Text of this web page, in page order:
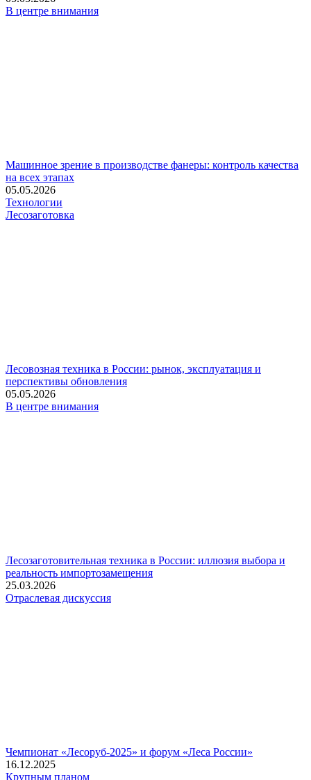
В центре внимания
Машинное зрение в производстве фанеры: контроль качества
на всех этапах
05.05.2026
Технологии
Лесозаготовка
Лесовозная техника в России: рынок, эксплуатация и
перспективы обновления
05.05.2026
В центре внимания
Лесозаготовительная техника в России: иллюзия выбора и
реальность импортозамещения
25.03.2026
Отраслевая дискуссия
Чемпионат «Лесоруб-2025» и форум «Леса России»
16.12.2025
Крупным планом